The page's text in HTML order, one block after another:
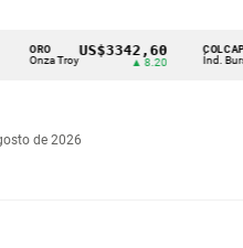
Onza Troy
US$3342,60 COLCAP
Índ. Bursátil
de 2026